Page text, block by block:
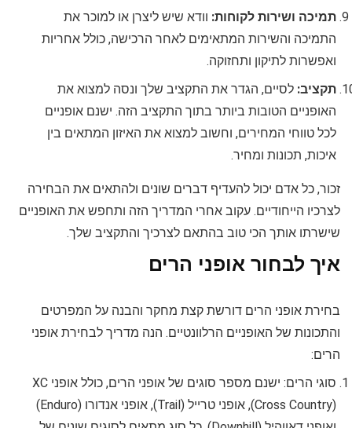
תמיכה ושירות לקוחות: וודא שיש ליצרן או למוכר את
התמיכה והשירות המתאימים לאחר הרכישה, כולל אחריות
ואפשרות לתיקון ותחזוקה.
תקציב: לסיים, הגדר את התקציב שלך ונסה למצוא את
האופניים הטובות ביותר בתוך התקציב הזה. ישנם אופניים
לכל טווחי המחירים, וחשוב למצוא את האיזון המתאים בין
איכות, תכונות ומחיר.
זכור, כל אדם יכול להעדיף דברים שונים ולהתאים את הבחירה
לצרכיו הייחודיים. עקוב אחרי המדריך הזה ותחפש את האופניים
שישרתו אותך הכי טוב בהתאם לצרכיך והתקציב שלך.
איך לבחור אופני הרים
בחירת אופני הרים דורשת קצת מחקר והבנה על המפרטים
והתכונות של האופניים הרלוונטיים. הנה מדריך לבחירת אופני
הרים:
סוגי הרים: ישנם מספר סוגים של אופני הרים, כולל אופני XC
(Cross Country), אופני טרייל (Trail), אופני אנדורו (Enduro)